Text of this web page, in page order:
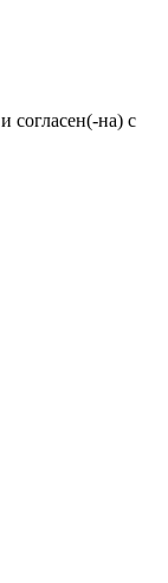
и согласен(-на) с